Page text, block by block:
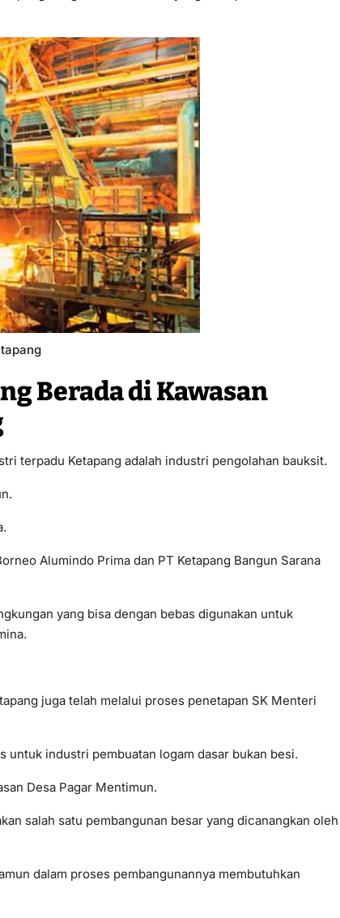
Berada di Kawasan
terpadu Ketapang adalah industri pengolahan bauksit.
Alumindo Prima dan PT Ketapang Bangun Sarana
yang bisa dengan bebas digunakan untuk
juga telah melalui proses penetapan SK Menteri
industri pembuatan logam dasar bukan besi.
Desa Pagar Mentimun.
salah satu pembangunan besar yang dicanangkan oleh
dalam proses pembangunannya membutuhkan